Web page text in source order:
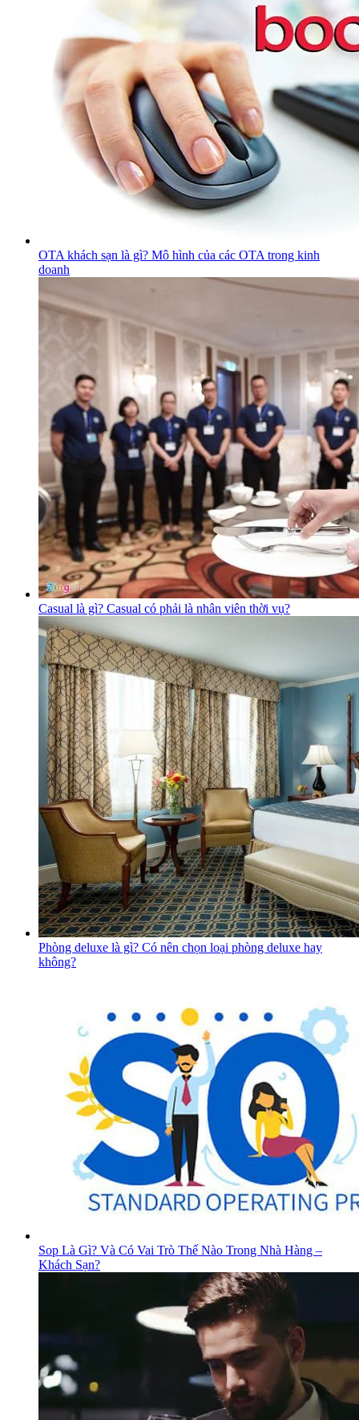
OTA khách sạn là gì? Mô hình của các OTA trong kinh
doanh
Casual là gì? Casual có phải là nhân viên thời vụ?
Phòng deluxe là gì? Có nên chọn loại phòng deluxe hay
không?
Sop Là Gì? Và Có Vai Trò Thế Nào Trong Nhà Hàng –
Khách Sạn?